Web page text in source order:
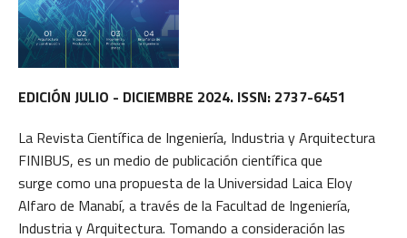
EDICIÓN JULIO - DICIEMBRE 2024. ISSN: 2737-6451
La Revista Científica de Ingeniería, Industria y Arquitectura
FINIBUS, es un medio de publicación científica que
surge como una propuesta de la Universidad Laica Eloy
Alfaro de Manabí, a través de la Facultad de Ingeniería,
Industria y Arquitectura. Tomando a consideración las